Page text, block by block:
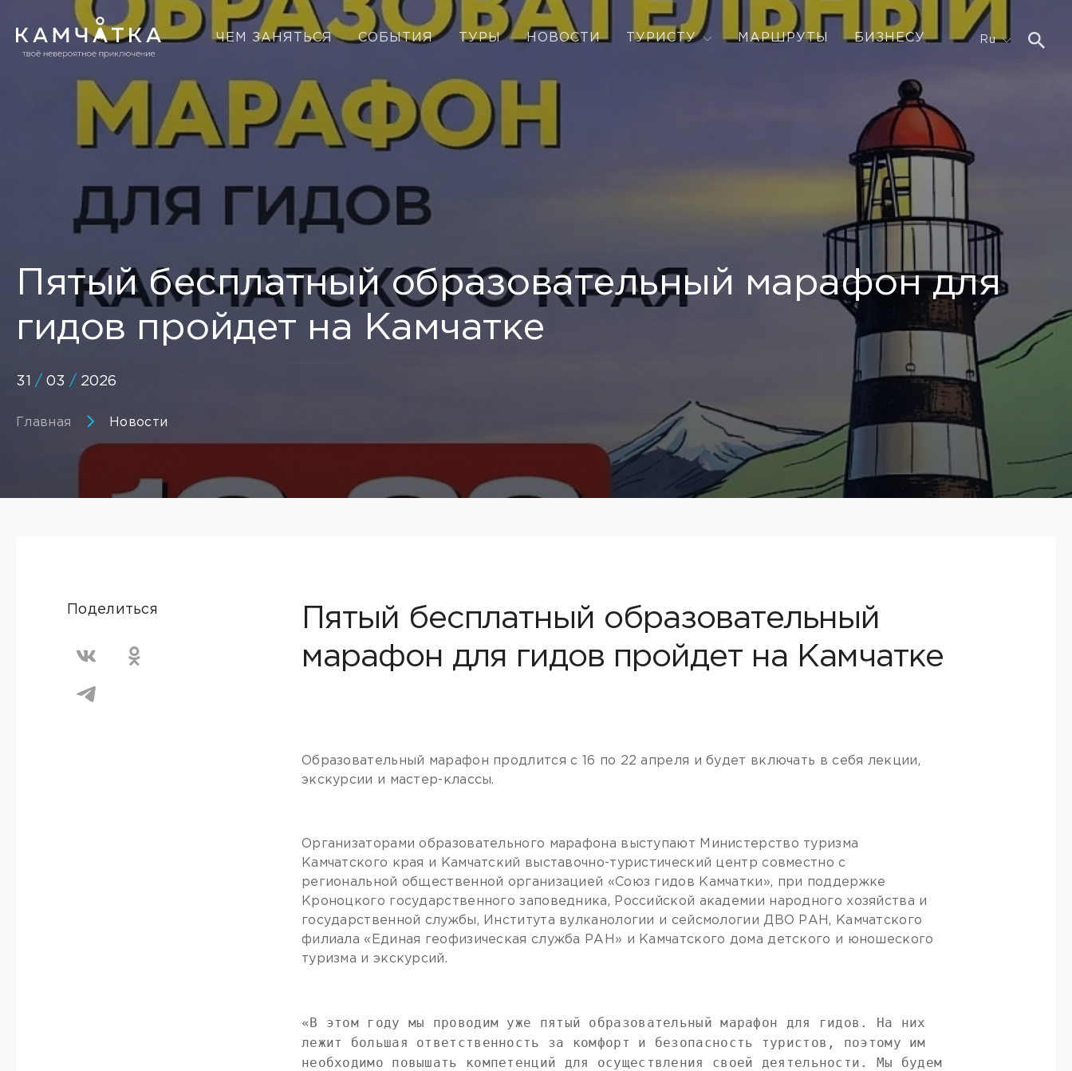
ЧЕМ ЗАНЯТЬСЯ СОБЫТИЯ ТУРЫ НОВОСТИ ТУРИСТУ МАРШРУТЫ БИЗНЕСУ Ru
Пятый бесплатный образовательный марафон для
гидов пройдет на Камчатке
31 / 03 / 2026
Главная Новости
Поделиться
Пятый бесплатный образовательный
марафон для гидов пройдет на Камчатке
Образовательный марафон продлится с 16 по 22 апреля и будет включать в себя лекции,
экскурсии и мастер-классы.
Организаторами образовательного марафона выступают Министерство туризма
Камчатского края и Камчатский выставочно-туристический центр совместно с
региональной общественной организацией «Союз гидов Камчатки», при поддержке
Кроноцкого государственного заповедника, Российской академии народного хозяйства и
государственной службы, Института вулканологии и сейсмологии ДВО РАН, Камчатского
филиала «Единая геофизическая служба РАН» и Камчатского дома детского и юношеского
туризма и экскурсий.
«В этом году мы проводим уже пятый образовательный марафон для гидов. На них
лежит большая ответственность за комфорт и безопасность туристов, поэтому им
необходимо повышать компетенций для осуществления своей деятельности. Мы будем